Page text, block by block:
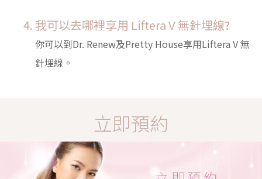
我可以去哪裡享用 Liftera V 無針埋線?
你可以到Dr. Renew及Pretty House享用Liftera V 無
針埋線。
立即預約